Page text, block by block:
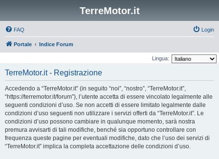
TerreMotor.it
FAQ Login
Portale Indice Forum
Lingua:
TerreMotor.it - Registrazione
Accedendo a “TerreMotor.it” (in seguito “noi”, “nostro”, “TerreMotor.it”,
“https://terremotor.it/forum”), l’utente accetta di essere vincolato legalmente alle
seguenti condizioni d’uso. Se non accetti di essere limitato legalmente dalle
condizioni d’uso seguenti non utilizzare i servizi offerti da “TerreMotor.it”. Le
condizioni d’uso possono cambiare in qualunque momento, sarà nostra
premura avvisarti di tali modifiche, benché sia opportuno controllare con
frequenza queste pagine per eventuali modifiche, dato che l’uso dei servizi di
“TerreMotor.it” implica la completa accettazione delle condizioni d’uso.